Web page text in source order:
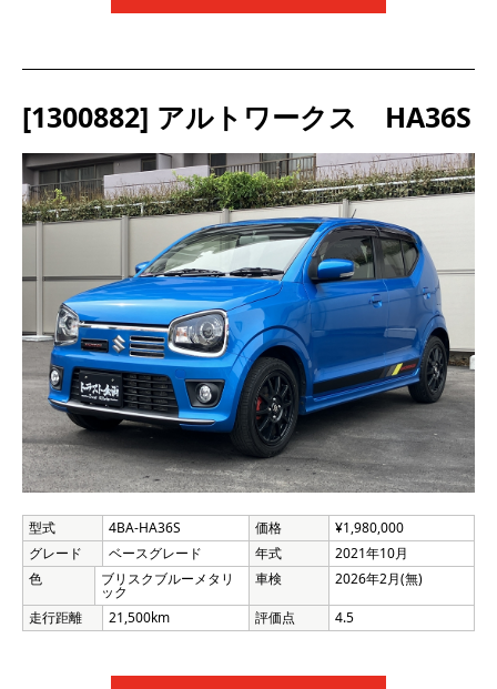
[1300882] アルトワークス HA36S
型式 4BA-HA36S 価格
¥1,980,000
グレード
ベースグレード 年式
2021年10月
色
ブリスクブルーメタリ
ック
車検 2026年2月(無)
走行距離 21,500km 評価点 4.5